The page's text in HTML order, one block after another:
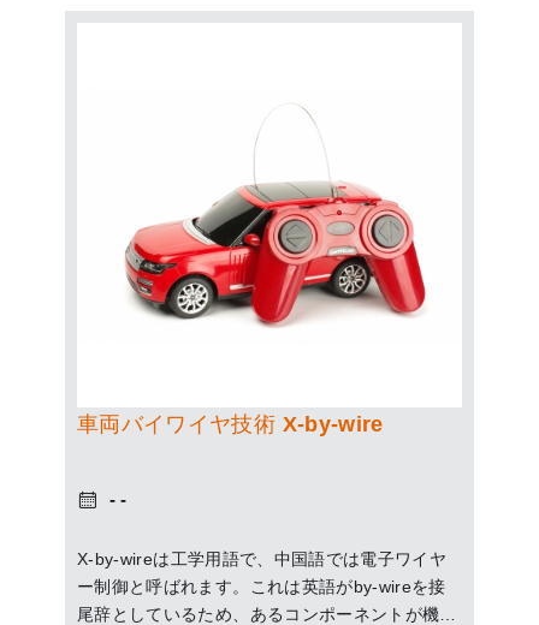
車両バイワイヤ技術 X-by-wire
X-by-wireは工学用語で、中国語では電子ワイヤ
ー制御と呼ばれます。これは英語がby-wireを接
尾辞としているため、あるコンポーネントが機械